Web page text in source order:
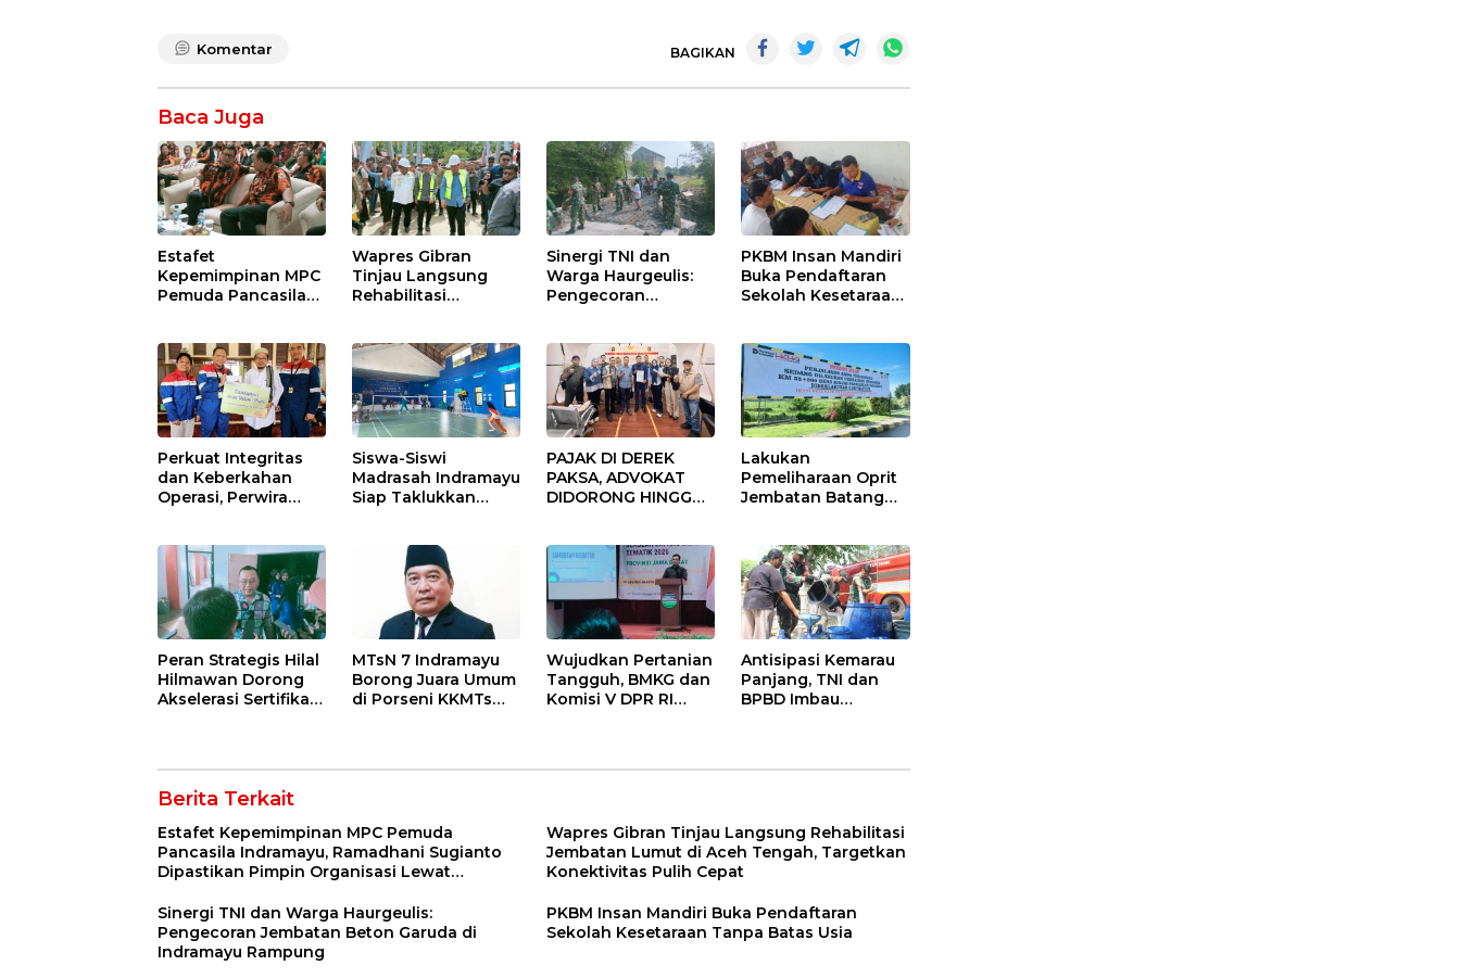
Komentar BAGIKAN
Baca Juga
Estafet
Kepemimpinan MPC
Pemuda Pancasila
Sugianto Dipastikan
Pimpin Organisasi
Lewat Muscablub
Wapres Gibran
Tinjau Langsung
Rehabilitasi
Targetkan
Konektivitas Pulih
Cepat
Sinergi TNI dan
Warga Haurgeulis:
Pengecoran
Rampung
PKBM Insan Mandiri
Buka Pendaftaran
Sekolah Kesetaraan
Perkuat Integritas
dan Keberkahan
Operasi, Perwira
Siswa-Siswi
Madrasah Indramayu
Siap Taklukkan
PAJAK DI DEREK
PAKSA, ADVOKAT
DIDORONG HINGGA
Advokat Riau
Ngamuk Kepung
Polresta Pekanbaru!
Lakukan
Pemeliharaan Oprit
Jembatan Batang
Contraflow di KM 55
Tol Binjai–Langsa
Peran Strategis Hilal
Hilmawan Dorong
Akselerasi Sertifikasi
Indramayu
MTsN 7 Indramayu
Borong Juara Umum
di Porseni KKMTs
Wujudkan Pertanian
Tangguh, BMKG dan
Komisi V DPR RI
Iklim
Antisipasi Kemarau
Panjang, TNI dan
BPBD Imbau
Berita Terkait
Estafet Kepemimpinan MPC Pemuda
Pancasila Indramayu, Ramadhani Sugianto
Dipastikan Pimpin Organisasi Lewat
Wapres Gibran Tinjau Langsung Rehabilitasi
Jembatan Lumut di Aceh Tengah, Targetkan
Konektivitas Pulih Cepat
Sinergi TNI dan Warga Haurgeulis:
Pengecoran Jembatan Beton Garuda di
Indramayu Rampung
PKBM Insan Mandiri Buka Pendaftaran
Sekolah Kesetaraan Tanpa Batas Usia